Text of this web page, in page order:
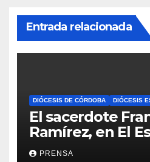
Entrada relacionada
DIÓCESIS DE CÓRDOBA DIÓCESIS
El sacerdote
Ramírez, en El
Iglesia
PRENSA